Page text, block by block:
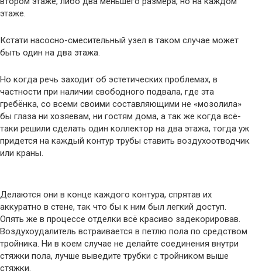
этаже.
Кстати насосно-смесительный узел в таком случае может
быть один на два этажа.
Но когда речь заходит об эстетических проблемах, в
частности при наличии свободного подвала, где эта
гребёнка, со всеми своими составляющими не «мозолила»
бы глаза ни хозяевам, ни гостям дома, а так же когда всё-
таки решили сделать один коллектор на два этажа, тогда уж
придется на каждый контур трубы ставить воздухоотводчик
или краны.
Делаются они в конце каждого контура, спрятав их
аккуратно в стене, так что бы к ним был легкий доступ.
Опять же в процессе отделки всё красиво задекорировав.
Воздухоудалитель встраивается в петлю пола по средством
тройника. Ни в коем случае не делайте соединения внутри
стяжки пола, лучше выведите трубки с тройником выше
стяжки.